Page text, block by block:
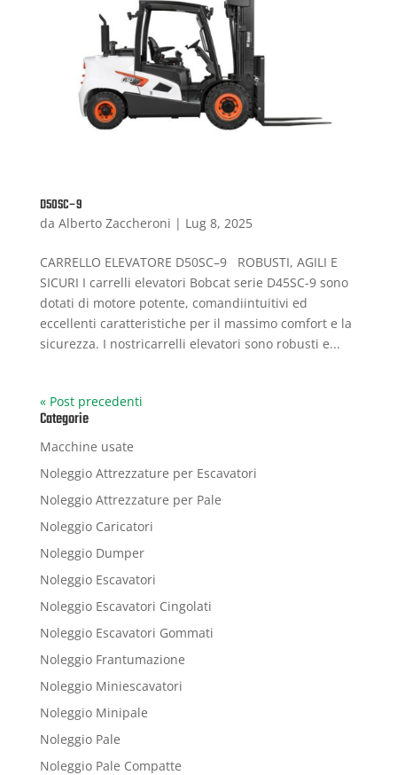
D50SC–9
da Alberto Zaccheroni | Lug 8, 2025
CARRELLO ELEVATORE D50SC–9 ROBUSTI, AGILI E
SICURI I carrelli elevatori Bobcat serie D45SC-9 sono
dotati di motore potente, comandiintuitivi ed
eccellenti caratteristiche per il massimo comfort e la
sicurezza. I nostricarrelli elevatori sono robusti e...
« Post precedenti
Categorie
Macchine usate
Noleggio Attrezzature per Escavatori
Noleggio Attrezzature per Pale
Noleggio Caricatori
Noleggio Dumper
Noleggio Escavatori
Noleggio Escavatori Cingolati
Noleggio Escavatori Gommati
Noleggio Frantumazione
Noleggio Miniescavatori
Noleggio Minipale
Noleggio Pale
Noleggio Pale Compatte